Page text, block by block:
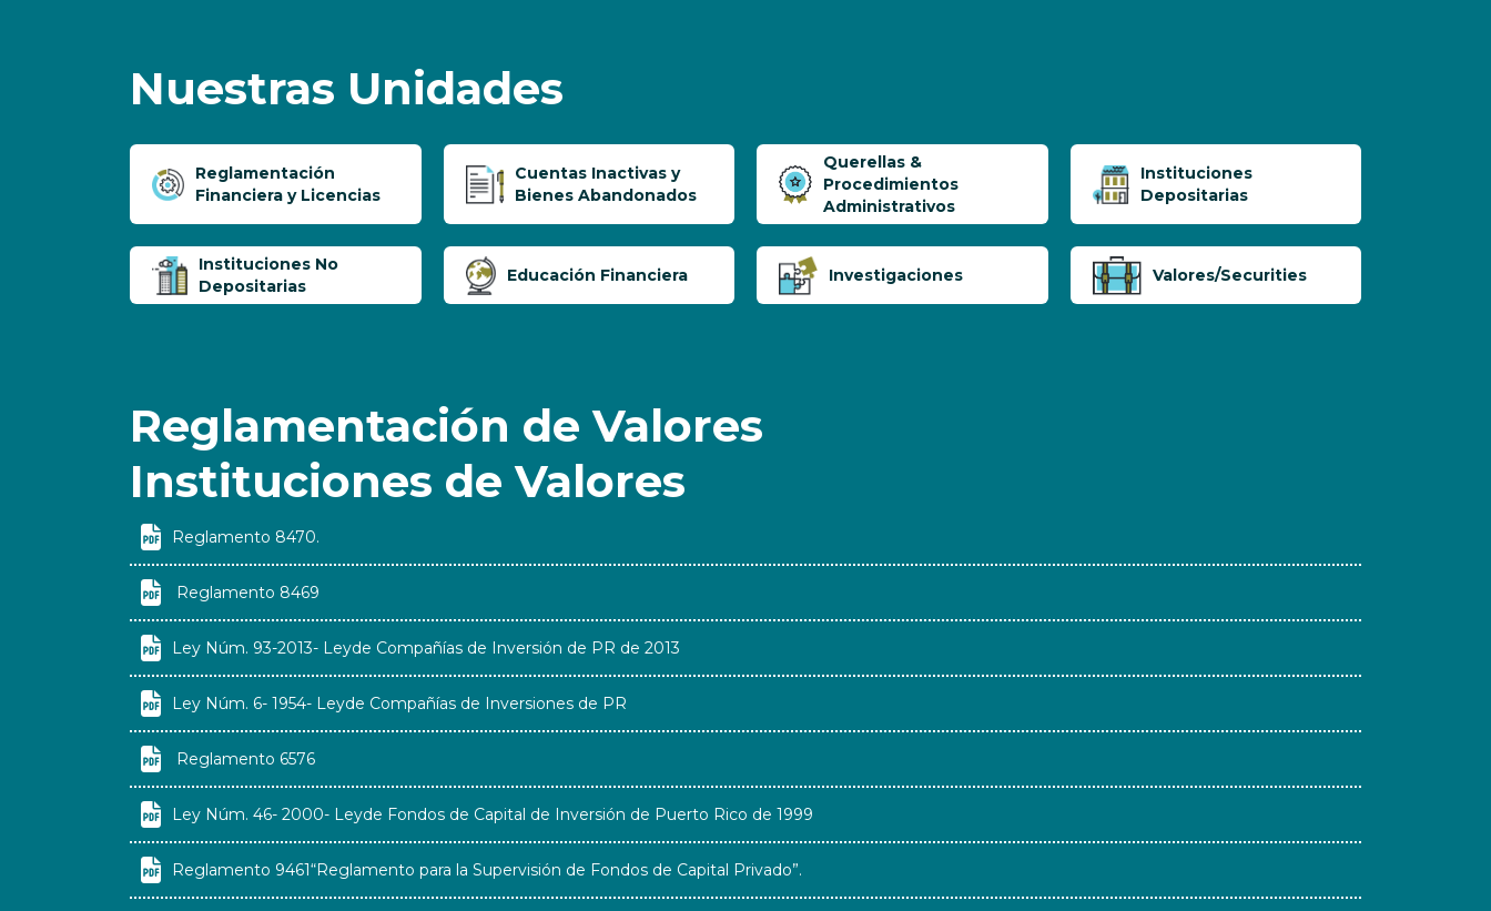
Nuestras Unidades
Reglamentación
Financiera y Licencias
Cuentas Inactivas y
Bienes Abandonados
Querellas &
Procedimientos
Administrativos
Instituciones
Depositarias
Instituciones No
Depositarias
Educación Financiera Investigaciones Valores/Securities
Reglamentación de Valores
Instituciones de Valores
 Reglamento 8470.
 Reglamento 8469
 Ley Núm. 93-2013- Leyde Compañías de Inversión de PR de 2013
 Ley Núm. 6- 1954- Leyde Compañías de Inversiones de PR
 Reglamento 6576
 Ley Núm. 46- 2000- Leyde Fondos de Capital de Inversión de Puerto Rico de 1999
 Reglamento 9461“Reglamento para la Supervisión de Fondos de Capital Privado”.